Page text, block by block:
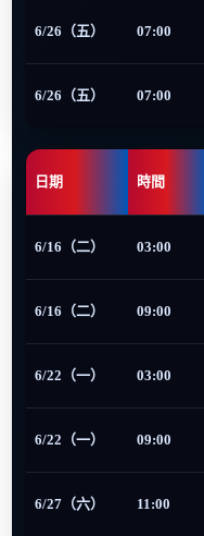
6/26（五） 07:00
6/26（五） 07:00
日期 時間
6/16（二） 03:00
6/16（二） 09:00
6/22（一） 03:00
6/22（一） 09:00
6/27（六） 11:00